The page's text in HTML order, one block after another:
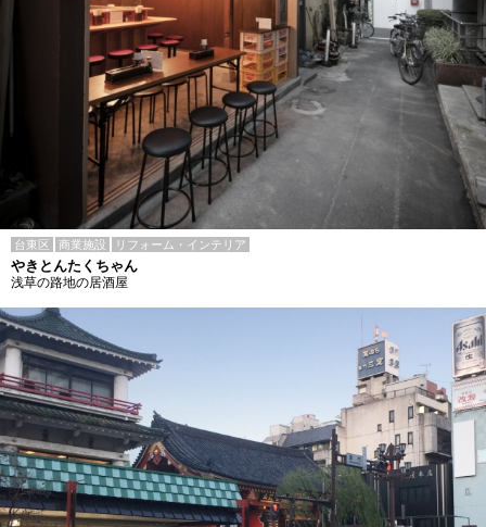
台東区 商業施設 リフォーム・インテリア
やきとんたくちゃん
浅草の路地の居酒屋